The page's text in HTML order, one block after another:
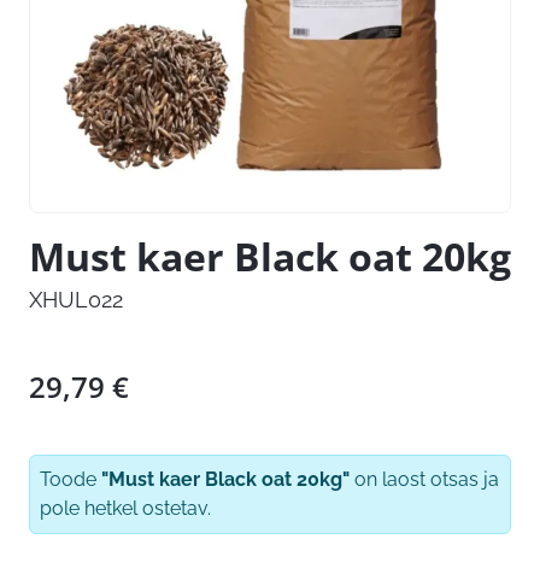
Must kaer Black oat 20kg
XHUL022
29,79 €
Toode "Must kaer Black oat 20kg" on laost otsas ja
pole hetkel ostetav.